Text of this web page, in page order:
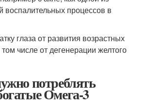
воспалительных процессов в
глаза от развития возрастных
числе от дегенерации желтого
потреблять
Омега-3